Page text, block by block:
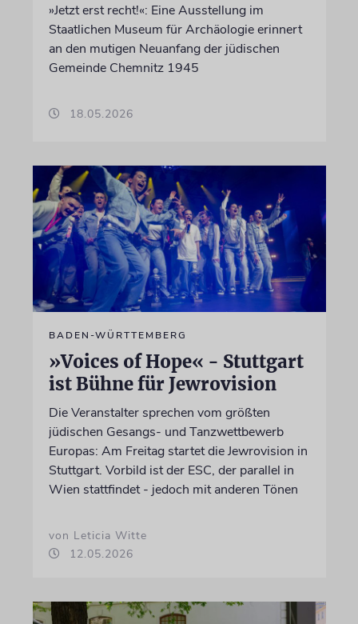
»Jetzt erst recht!«: Eine Ausstellung im
Staatlichen Museum für Archäologie erinnert
an den mutigen Neuanfang der jüdischen
Gemeinde Chemnitz 1945
18.05.2026
BADEN-WÜRTTEMBERG
»Voices of Hope« - Stuttgart
ist Bühne für Jewrovision
Die Veranstalter sprechen vom größten
jüdischen Gesangs- und Tanzwettbewerb
Europas: Am Freitag startet die Jewrovision in
Stuttgart. Vorbild ist der ESC, der parallel in
Wien stattfindet - jedoch mit anderen Tönen
von Leticia Witte
12.05.2026